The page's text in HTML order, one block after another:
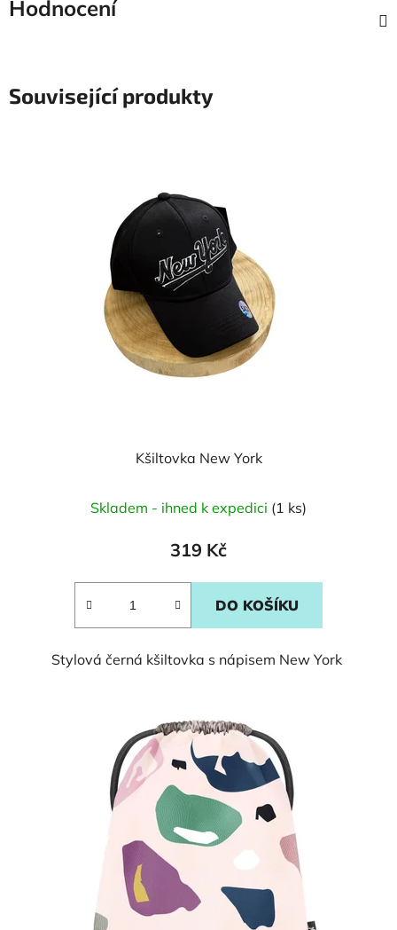
Hodnocení
Související produkty
Kšiltovka New York
Skladem - ihned k expedici (1 ks)
319 Kč
DO KOŠÍKU
Stylová černá kšiltovka s nápisem New York